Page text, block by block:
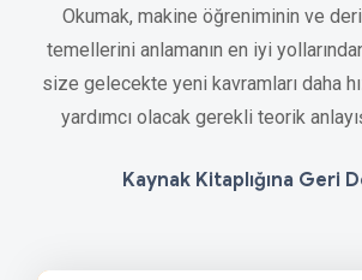
Okumak, makine öğreniminin ve
temellerini anlamanın en iyi
size gelecekte yeni kavramları daha
yardımcı olacak gerekli teorik
Kaynak Kitaplığına Geri